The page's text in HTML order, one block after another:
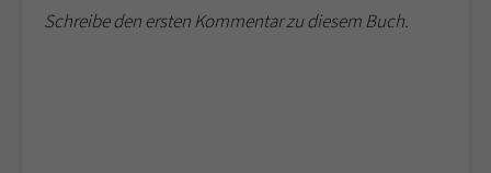
Schreibe den ersten Kommentar zu diesem Buch.